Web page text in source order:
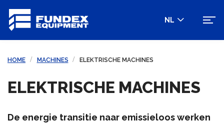
NL
HOME MACHINES ELEKTRISCHE MACHINES
ELEKTRISCHE MACHINES
De energie transitie naar emissieloos werken